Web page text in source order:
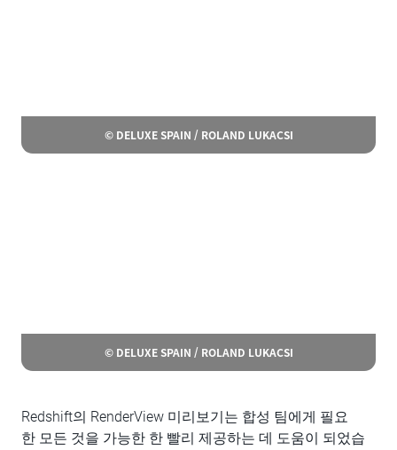
© DELUXE SPAIN / ROLAND LUKACSI
© DELUXE SPAIN / ROLAND LUKACSI
Redshift의 RenderView 미리보기는 합성 팀에게 필요
한 모든 것을 가능한 한 빨리 제공하는 데 도움이 되었습